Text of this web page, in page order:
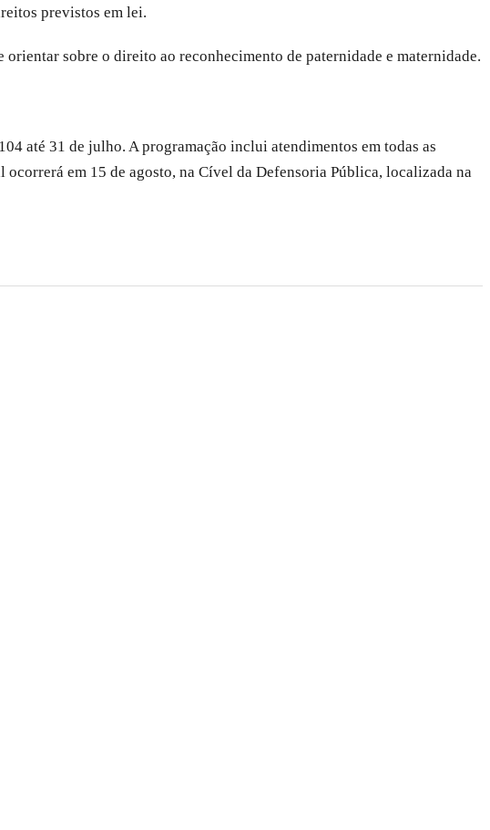
previstos em lei.
sobre o direito ao reconhecimento de paternidade e maternidade.
até 31 de julho. A programação inclui atendimentos em todas as
em 15 de agosto, na Cível da Defensoria Pública, localizada na